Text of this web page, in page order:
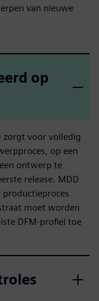
van nieuwe
op
zorgt voor volledig
op een
ontwerp te
release. MDD
moet worden
DFM-profiel toe